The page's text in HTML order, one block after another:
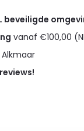
beveiligde
vanaf €100,00
Alkmaar